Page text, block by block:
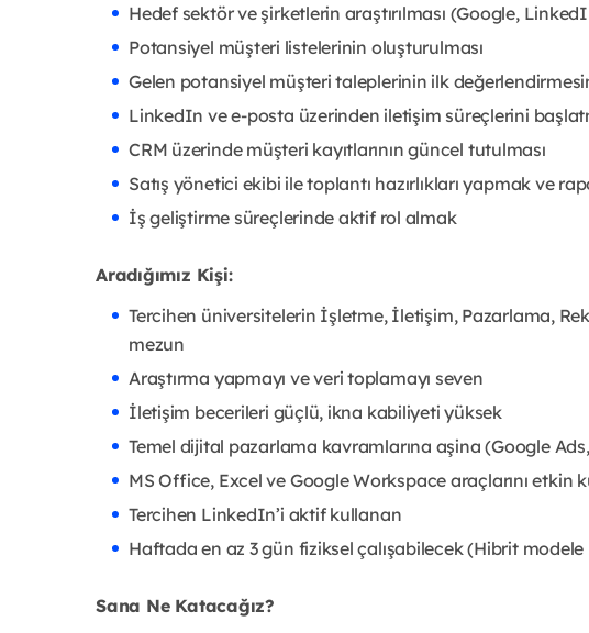
Hedef sektör ve şirketlerin araştırılması (Google,
Potansiyel müşteri listelerinin oluşturulması
Gelen potansiyel müşteri taleplerinin ilk
LinkedIn ve e-posta üzerinden iletişim süreçlerini
CRM üzerinde müşteri kayıtlarının güncel tutulması
Satış yönetici ekibi ile toplantı hazırlıkları yapmak ve
İş geliştirme süreçlerinde aktif rol almak
Aradığımız Kişi:
Tercihen üniversitelerin İşletme, İletişim, Pazarlama,
mezun
Araştırma yapmayı ve veri toplamayı seven
İletişim becerileri güçlü, ikna kabiliyeti yüksek
Temel dijital pazarlama kavramlarına aşina (Google
MS Office, Excel ve Google Workspace araçlarını etkin
Tercihen LinkedIn’i aktif kullanan
Haftada en az 3 gün fiziksel çalışabilecek (Hibrit
Sana Ne Katacağız?